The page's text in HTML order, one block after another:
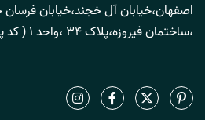
،ساختمان فیروزه،پلاک 34 ،واحد 1 ( کد پستی : 8199654812 )